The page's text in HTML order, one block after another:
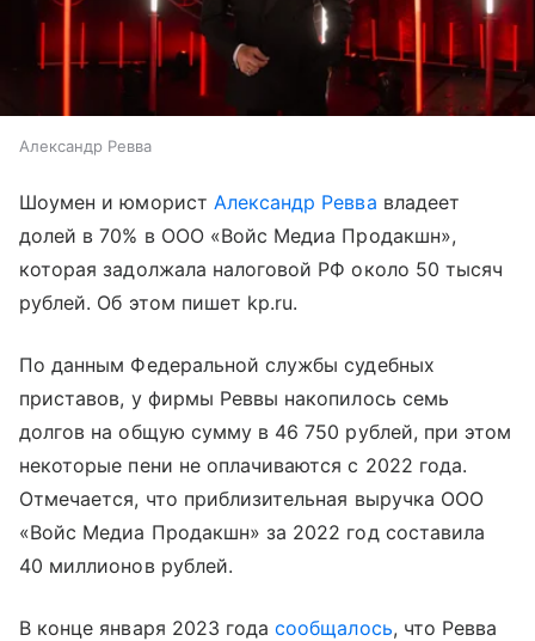
Александр Ревва
Шоумен и юморист Александр Ревва владеет
долей в 70% в ООО «Войс Медиа Продакшн»,
которая задолжала налоговой РФ около 50 тысяч
рублей. Об этом пишет kp.ru.
По данным Федеральной службы судебных
приставов, у фирмы Реввы накопилось семь
долгов на общую сумму в 46 750 рублей, при этом
некоторые пени не оплачиваются с 2022 года.
Отмечается, что приблизительная выручка ООО
«Войс Медиа Продакшн» за 2022 год составила
40 миллионов рублей.
В конце января 2023 годасообщалось, что Ревва